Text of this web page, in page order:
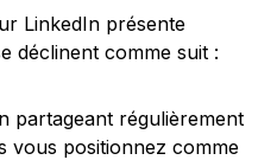
LinkedIn présente
déclinent comme suit :
partageant régulièrement
vous positionnez comme